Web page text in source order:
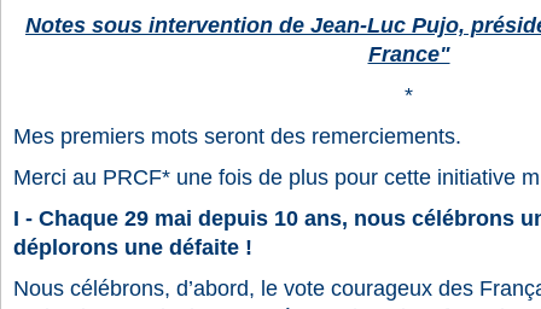
Notes sous intervention de Jean-Luc Pujo,
France"
*
Mes premiers mots seront des remerciements.
Merci au PRCF* une fois de plus pour cette initiative
I - Chaque 29 mai depuis 10 ans, nous célébrons
déplorons une défaite !
Nous célébrons, d’abord, le vote courageux des